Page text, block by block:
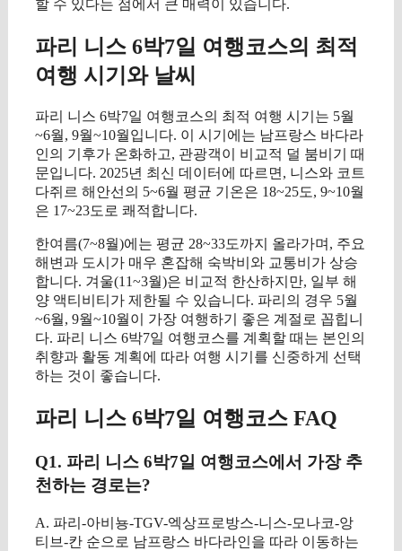
할 수 있다는 점에서 큰 매력이 있습니다.
파리 니스 6박7일 여행코스의 최적
여행 시기와 날씨
파리 니스 6박7일 여행코스의 최적 여행 시기는 5월
~6월, 9월~10월입니다. 이 시기에는 남프랑스 바다라
인의 기후가 온화하고, 관광객이 비교적 덜 붐비기 때
문입니다. 2025년 최신 데이터에 따르면, 니스와 코트
다쥐르 해안선의 5~6월 평균 기온은 18~25도, 9~10월
은 17~23도로 쾌적합니다.
한여름(7~8월)에는 평균 28~33도까지 올라가며, 주요
해변과 도시가 매우 혼잡해 숙박비와 교통비가 상승
합니다. 겨울(11~3월)은 비교적 한산하지만, 일부 해
양 액티비티가 제한될 수 있습니다. 파리의 경우 5월
~6월, 9월~10월이 가장 여행하기 좋은 계절로 꼽힙니
다. 파리 니스 6박7일 여행코스를 계획할 때는 본인의
취향과 활동 계획에 따라 여행 시기를 신중하게 선택
하는 것이 좋습니다.
파리 니스 6박7일 여행코스 FAQ
Q1. 파리 니스 6박7일 여행코스에서 가장 추
천하는 경로는?
A. 파리-아비뇽-TGV-엑상프로방스-니스-모나코-앙
티브-칸 순으로 남프랑스 바다라인을 따라 이동하는